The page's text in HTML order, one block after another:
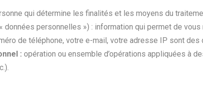
qui détermine les finalités et les moyens du
données personnelles ») : information qui permet de
de téléphone, votre e-mail, votre adresse IP sont des
: opération ou ensemble d’opérations appliquées à